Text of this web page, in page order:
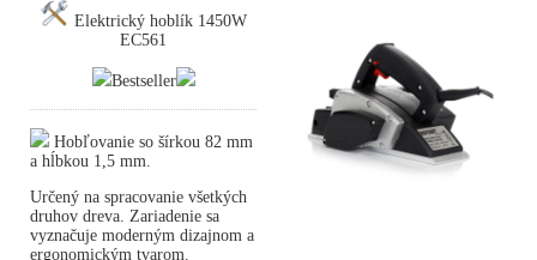
Elektrický hoblík 1450W
EC561
Bestseller
Hobľovanie so šírkou 82 mm
a hĺbkou 1,5 mm.
Určený na spracovanie všetkých
druhov dreva. Zariadenie sa
vyznačuje moderným dizajnom a
ergonomickým tvarom.